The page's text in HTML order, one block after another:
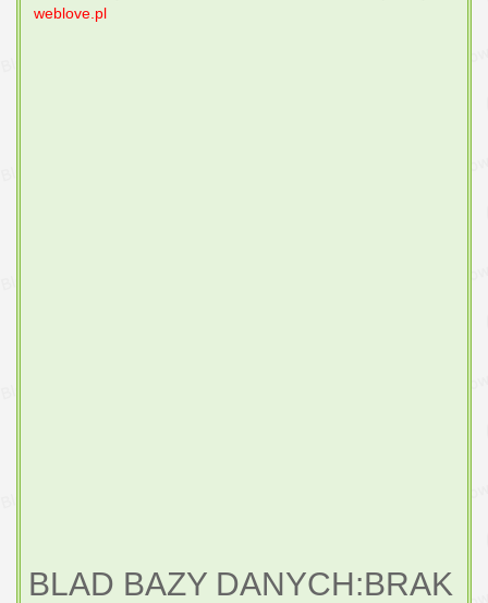
weblove.pl
BLAD BAZY DANYCH:BRAK